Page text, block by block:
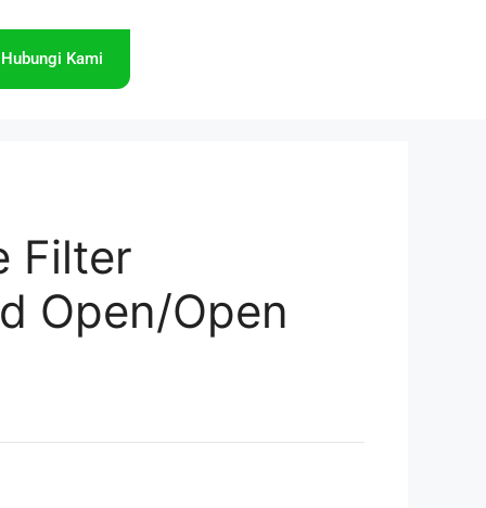
Hubungi Kami
Filter
Open/Open